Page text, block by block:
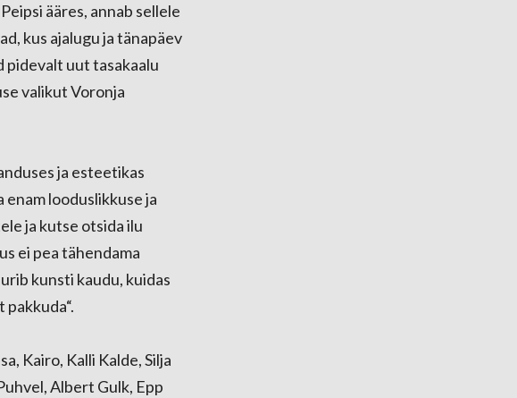
ääres, annab sellele
kus ajalugu ja tänapäev
pidevalt uut tasakaalu
valikut Voronja
ja esteetikas
enam looduslikkuse ja
ja kutse otsida ilu
ei pea tähendama
kunsti kaudu, kuidas
Kairo, Kalli Kalde, Silja
Albert Gulk, Epp